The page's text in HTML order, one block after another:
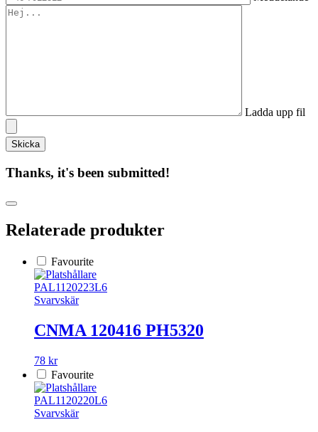
Ladda upp fil
Thanks, it's been submitted!
Relaterade produkter
Favourite
PAL1120223L6
Svarvskär
CNMA 120416 PH5320
78 kr
Favourite
PAL1120220L6
Svarvskär